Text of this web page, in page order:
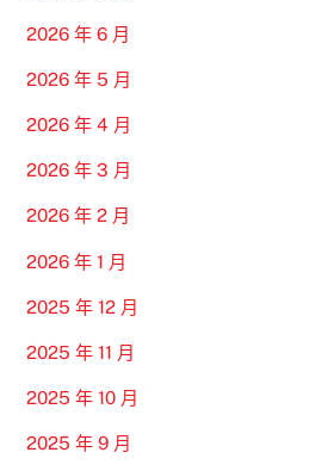
2026 年 6 月
2026 年 5 月
2026 年 4 月
2026 年 3 月
2026 年 2 月
2026 年 1 月
2025 年 12 月
2025 年 11 月
2025 年 10 月
2025 年 9 月